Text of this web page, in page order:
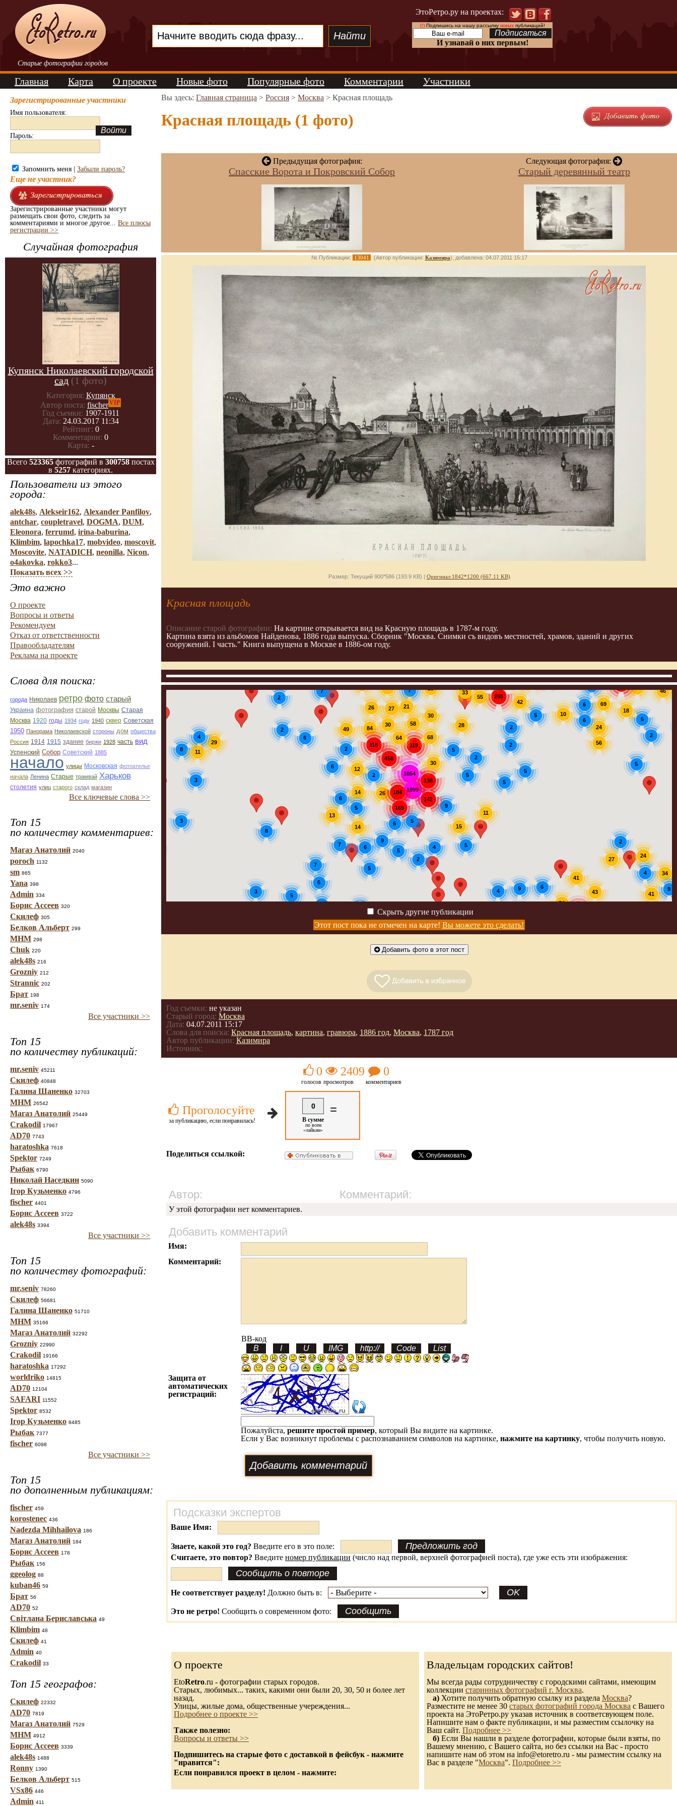
Старые фотографии городов
ЭтоРетро.ру на проектах:
(!)Подпишись на нашу рассылку новыхпубликаций!
И узнавай о них первым!
Главная Карта О проекте Новые фото Популярные фото Комментарии Участники
Зарегистрированные участники
Имя пользователя:
Пароль:
Запомнить меня | Забыли пароль?
Еще не участник?
Зарегистрированные участники могут
размещать свои фото, следить за
комментариями и многое другое... Все плюсы
регистрации >>
Случайная фотография
Купянск Николаевский городской
сад (1 фото)
Категория: Купянск
Автор поста: fischerVIP
Год съемки: 1907-1911
Дата: 24.03.2017 11:34
Рейтинг: 0
Комментарии: 0
Карта: -
Всего 523365фотографий в 300758постах
в 5257 категориях.
Пользователи из этого
города:
alek48s, Alekseir162, Alexander Panfilov,
antchar, coupletravel, DOGMA, DUM,
Eleonora, ferrumd, irina-baburina,
Klimbim, lapochka17, mobvideo, moscovit,
Moscovite, NATADICH, neonilla, Nicon,
o4akovka, rokko3...
Показать всех >>
Это важно
О проекте
Вопросы и ответы
Рекомендуем
Отказ от ответственности
Правообладателям
Реклама на проекте
Слова для поиска:
города Николаев ретро фото старый
Украина фотография старой Москвы Старая
Москва 1920 годы 1934 году 1940 сквер Советская
1950 Панорама Николаевской стороны дом общества
Россия 1914 1915 здание биржи 1928 часть вид
Успенский Собор Советский 1885
начало улицы Московская фотоателье
начала Ленина Старые трамвай Харьков
столетия улиц старого склад магазин
Все ключевые слова >>
Топ 15
по количеству комментариев:
Магаз Анатолий 2040
poroch 1132
sm 865
Yana 398
Admin 334
Борис Ассеев 320
Скилеф 305
Белков Альберт 299
МНМ 298
Chuk 220
alek48s 216
Grozniy 212
Strannic 202
Брат 198
mr.seniv 174
Все участники >>
Топ 15
по количеству публикаций:
mr.seniv 45211
Скилеф 40848
Галина Шаненко 32703
МНМ 26542
Магаз Анатолий 25449
Crakodil 17967
AD70 7743
haratoshka 7618
Spektor 7249
Рыбак 6790
Николай Наседкин 5090
Ігор Кузьменко 4796
fischer 4401
Борис Ассеев 3722
alek48s 3394
Все участники >>
Топ 15
по количеству фотографий:
mr.seniv 78260
Скилеф 56681
Галина Шаненко 51710
МНМ 35166
Магаз Анатолий 32292
Grozniy 22990
Crakodil 19166
haratoshka 17292
worldriko 14815
AD70 12104
SAFARI 11552
Spektor 8532
Ігор Кузьменко 8485
Рыбак 7377
fischer 6098
Все участники >>
Топ 15
по дополненным публикациям:
fischer 459
korostenec 436
Nadezda Mihhailova 186
Магаз Анатолий 184
Борис Ассеев 178
Рыбак 156
ggeolog 88
kuban46 59
Брат 56
AD70 52
Світлана Бериславська 49
Klimbim 48
Скилеф 41
Admin 40
Crakodil 33
Топ 15 географов:
Скилеф 22332
AD70 7819
Магаз Анатолий 7529
МНМ 4912
Борис Ассеев 3339
alek48s 1488
Ronny 1390
Белков Альберт 515
VSx86 446
Admin 411
Вы здесь: Главная страница > Россия > Москва > Красная площадь
Красная площадь (1 фото)
Предыдущая фотография:
Спасские Ворота и Покровский Собор
Следующая фотография:
Старый деревянный театр
№ Публикации: 13041 (Автор публикации: Казимира), добавлена: 04.07.2011 15:17
Размер: Текущий 900*586 (193.9 KB) | Оригинал 1842*1200 (667.11 KB)
Красная площадь
Описание старой фотографии: На картине открывается вид на Красную площадь в 1787-м году.
Картина взята из альбомов Найденова, 1886 года выпуска. Сборник "Москва. Снимки съ видовъ местностей, храмов, зданий и других
сооружений. I часть." Книга выпущена в Москве в 1886-ом году.
1099
7
58
119
169
6
14
6
9
458
6
1054
15
5
26
142
28
8
138
30
9
10
5
7
5
5
8
3
11
7
6 5
4
6
2
2
5
41
6
84
269
3
56
5
13
5
2
5
6
29
3
5
68
2
49
42
7
5
18
4
27
12
2
115
21
6
2
118
184
64
26
30
30
69
2
6
11
14
55
2
5
46
2
8
18
24
10
5
5
3
122
33
43 10
4
54
9
6
43
2
41
34
24
27
4
9
Скрыть другие публикации
Этот пост пока не отмечен на карте! Вы можете это сделать!
Добавить фото в этот пост
Год съемки: не указан
Старый город: Москва
Дата: 04.07.2011 15:17
Слова для поиска: Красная площадь, картина, гравюра, 1886 год, Москва, 1787 год
Автор публикации: Казимира
Источник:
Проголосуйте
за публикацию, если понравилась!
0
голосов
2409
просмотров
0
комментариев
0
В сумме
по всем
«лайкам»
=
Поделиться ссылкой:
Автор: Комментарий:
У этой фотографии нет комментариев.
Добавить комментарий
Имя:
Комментарий:
BB-код
Защита от
автоматических
регистраций:
Пожалуйста, решите простой пример, который Вы видите на картинке.
Если у Вас возникнут проблемы с распознаванием символов на картинке, нажмите на картинку, чтобы получить новую.
Подсказки экспертов
Ваше Имя:
Знаете, какой это год? Введите его в это поле:
Считаете, это повтор? Введите номер публикации (число над первой, верхней фотографией поста), где уже есть эти изображения:
Не соответствует разделу! Должно быть в:
Это не ретро! Сообщить о современном фото:
О проекте
EtoRetro.ru - фотографии старых городов.
Старых, любимых... таких, какими они были 20, 30, 50 и более лет
назад.
Улицы, жилые дома, общественные учереждения...
Подробнее о проекте >>
Также полезно:
Вопросы и ответы >>
Подпишитесь на старые фото с доставкой в фейсбук - нажмите
"нравится":
Если понравился проект в целом - нажмите:
Владельцам городских сайтов!
Мы всегда рады сотрудничеству с городскими сайтами, имеющим
коллекции старинных фотографий г. Москва.
а) Хотите получить обратную ссылку из раздела Москва?
Разместите не менее 30 старых фотографий города Москва с Вашего
проекта на ЭтоРетро.ру указав источник в соответсвующем поле.
Напишите нам о факте публикации, и мы разместим ссылочку на
Ваш сайт. Подробнее >>
б) Если Вы нашли в разделе фотографии, которые были взяты, по
Вашему мнению, с Вашего сайта, но без ссылки на Вас - просто
напишите нам об этом на info@etoretro.ru - мы разместим ссылку на
Вас в разделе "Москва". Подробнее >>